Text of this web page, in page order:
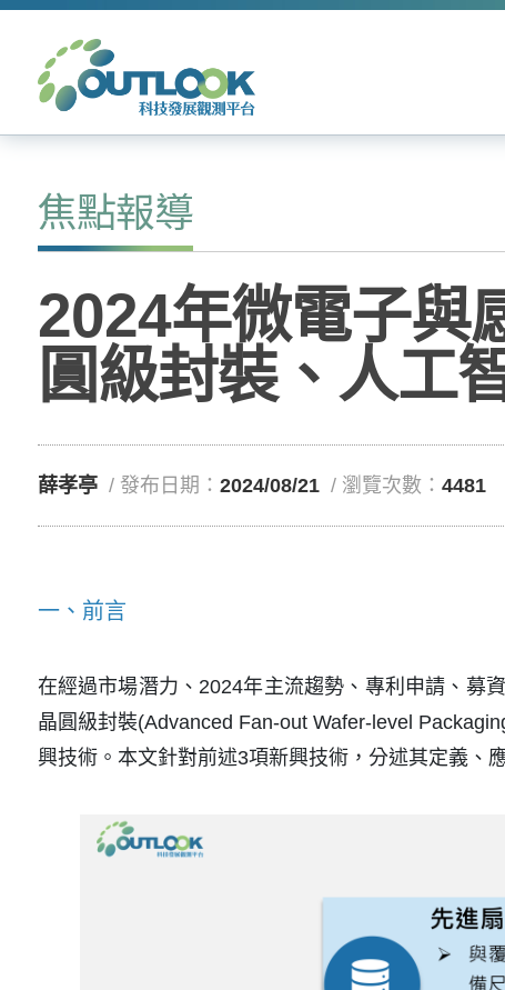
焦點報導
2024年微電子與
圓級封裝、人工
薛孝亭 / 發布日期： 2024/08/21 / 瀏覽次數： 4481
一、前言
在經過市場潛力、2024年主流趨勢、專利申請、募
晶圓級封裝(Advanced Fan-out Wafer-level
興技術。本文針對前述3項新興技術，分述其定義、